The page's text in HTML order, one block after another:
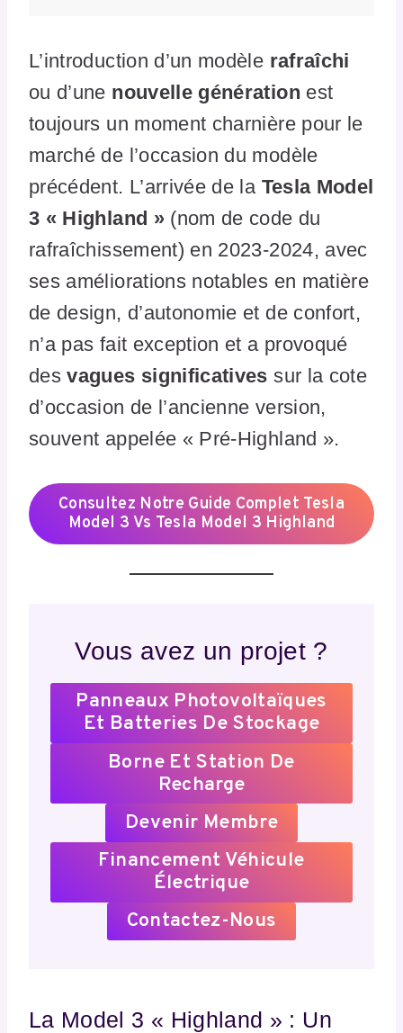
L’introduction d’un modèle rafraîchi
ou d’une nouvelle génération est
toujours un moment charnière pour le
marché de l’occasion du modèle
précédent. L’arrivée de la Tesla Model
3 « Highland »(nom de code du
rafraîchissement) en 2023-2024, avec
ses améliorations notables en matière
de design, d’autonomie et de confort,
n’a pas fait exception et a provoqué
desvagues significatives sur la cote
d’occasion de l’ancienne version,
souvent appelée « Pré-Highland ».
Consultez Notre Guide Complet Tesla
Model 3 Vs Tesla Model 3 Highland
Vous avez un projet ?
Panneaux Photovoltaïques
Et Batteries De Stockage
Borne Et Station De
Recharge
Devenir Membre
Financement Véhicule
Électrique
Contactez-Nous
La Model 3 « Highland » : Un